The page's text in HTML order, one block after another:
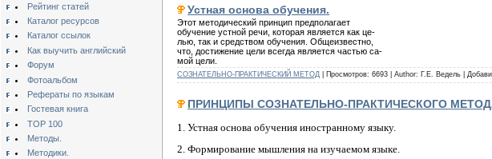
Рейтинг статей
Каталог ресурсов
Каталог ссылок
Как выучить английский
Форум
Фотоальбом
Рефераты по языкам
Гостевая книга
TOP 100
Методы.
Методики.
Устная основа обучения.
Этот методический принцип предполагает
обучение устной речи, которая является как це-
лью, так и средством обучения. Общеизвестно,
что, достижение цели всегда является частью са-
мой цели.
СОЗНАТЕЛЬНО-ПРАКТИЧЕСКИЙ МЕТОД | Просмотров: 6693 | Author: Г.Е. Ведель |
ПРИНЦИПЫ СОЗНАТЕЛЬНО-ПРАКТИЧЕСКОГО
1. Устная основа обучения иностранному языку.
2. Формирование мышления на изучаемом языке.